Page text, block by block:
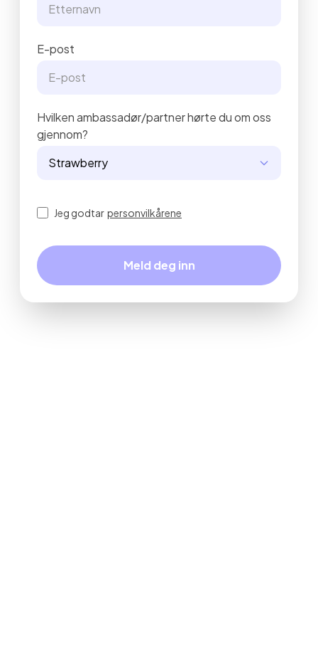
E-post
Hvilken ambassadør/partner hørte du om oss
gjennom?
Jeg godtar personvilkårene
Meld deg inn